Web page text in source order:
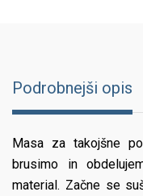
Podrobnejši opis
Masa za takojšne
brusimo in
material. Začne se